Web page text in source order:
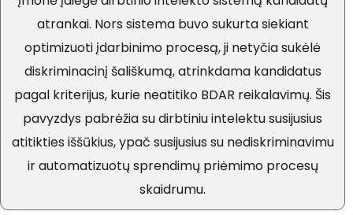
atrankai. Nors sistema buvo sukurta siekiant
optimizuoti įdarbinimo procesą, ji netyčia sukėlė
diskriminacinį šališkumą, atrinkdama kandidatus
pagal kriterijus, kurie neatitiko BDAR reikalavimų. Šis
pavyzdys pabrėžia su dirbtiniu intelektu susijusius
atitikties iššūkius, ypač susijusius su nediskriminavimu
ir automatizuotų sprendimų priėmimo procesų
skaidrumu.